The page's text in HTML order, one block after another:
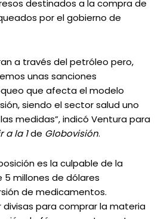
destinados a la compra de
por el gobierno de
a través del petróleo pero,
unas sanciones
que afecta el modelo
siendo el sector salud uno
medidas”, indicó Ventura para
a la 1de Globovisión.
es la culpable de la
millones de dólares
de medicamentos.
divisas para comprar la materia